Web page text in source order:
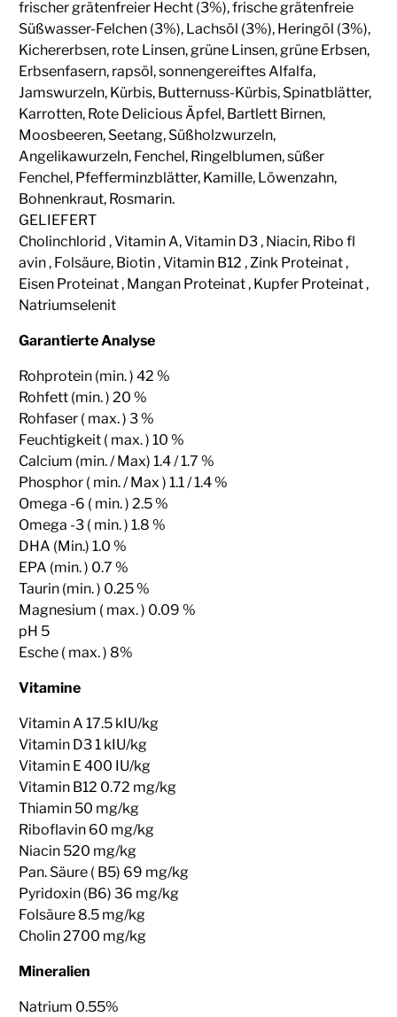
frischer grätenfreier Hecht (3%), frische grätenfreie
Süßwasser-Felchen (3%), Lachsöl (3%), Heringöl (3%),
Kichererbsen, rote Linsen, grüne Linsen, grüne Erbsen,
Erbsenfasern, rapsöl, sonnengereiftes Alfalfa,
Jamswurzeln, Kürbis, Butternuss-Kürbis, Spinatblätter,
Karrotten, Rote Delicious Äpfel, Bartlett Birnen,
Moosbeeren, Seetang, Süßholzwurzeln,
Angelikawurzeln, Fenchel, Ringelblumen, süßer
Fenchel, Pfefferminzblätter, Kamille, Löwenzahn,
Bohnenkraut, Rosmarin.
GELIEFERT
Cholinchlorid , Vitamin A, Vitamin D3 , Niacin, Ribo fl
avin , Folsäure, Biotin , Vitamin B12 , Zink Proteinat ,
Eisen Proteinat , Mangan Proteinat , Kupfer Proteinat ,
Natriumselenit
Garantierte Analyse
Rohprotein (min. ) 42 %
Rohfett (min. ) 20 %
Rohfaser ( max. ) 3 %
Feuchtigkeit ( max. ) 10 %
Calcium (min. / Max) 1.4 / 1.7 %
Phosphor ( min. / Max ) 1.1 / 1.4 %
Omega -6 ( min. ) 2.5 %
Omega -3 ( min. ) 1.8 %
DHA (Min.) 1.0 %
EPA (min. ) 0.7 %
Taurin (min. ) 0.25 %
Magnesium ( max. ) 0.09 %
pH 5
Esche ( max. ) 8%
Vitamine
Vitamin A 17.5 kIU/kg
Vitamin D3 1 kIU/kg
Vitamin E 400 IU/kg
Vitamin B12 0.72 mg/kg
Thiamin 50 mg/kg
Riboflavin 60 mg/kg
Niacin 520 mg/kg
Pan. Säure ( B5) 69 mg/kg
Pyridoxin (B6) 36 mg/kg
Folsäure 8.5 mg/kg
Cholin 2700 mg/kg
Mineralien
Natrium 0.55%